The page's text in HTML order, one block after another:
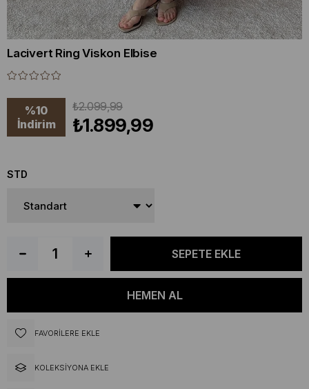
Lacivert Ring Viskon Elbise
%10
İndirim
₺2.099,99
₺1.899,99
STD
FAVORILERE EKLE
KOLEKSIYONA EKLE